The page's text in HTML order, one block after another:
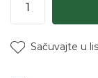
Sačuvajte u